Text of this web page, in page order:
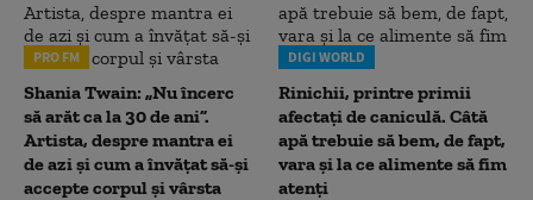
PRO FM
Shania Twain: „Nu încerc
să arăt ca la 30 de ani”.
Artista, despre mantra ei
de azi și cum a învățat să-și
accepte corpul și vârsta
DIGI WORLD
Rinichii, printre primii
afectați de caniculă. Câtă
apă trebuie să bem, de fapt,
vara și la ce alimente să fim
atenți